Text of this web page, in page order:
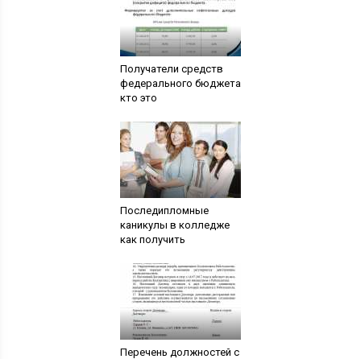
Получатели средств
федерального бюджета
кто это
Последипломные
каникулы в колледже
как получить
Перечень должностей с